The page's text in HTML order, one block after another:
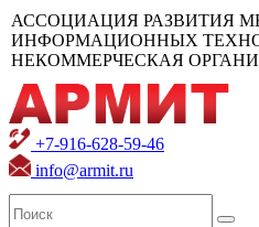
АССОЦИАЦИЯ РАЗВИТИЯ
ИНФОРМАЦИОННЫХ
НЕКОММЕРЧЕСКАЯ
+7-916-628-59-46
info@armit.ru